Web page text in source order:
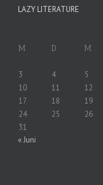
LAZY LITERATURE
M D M
3
4 5
10
11 12
17
18 19
24
25 26
31
« Juni